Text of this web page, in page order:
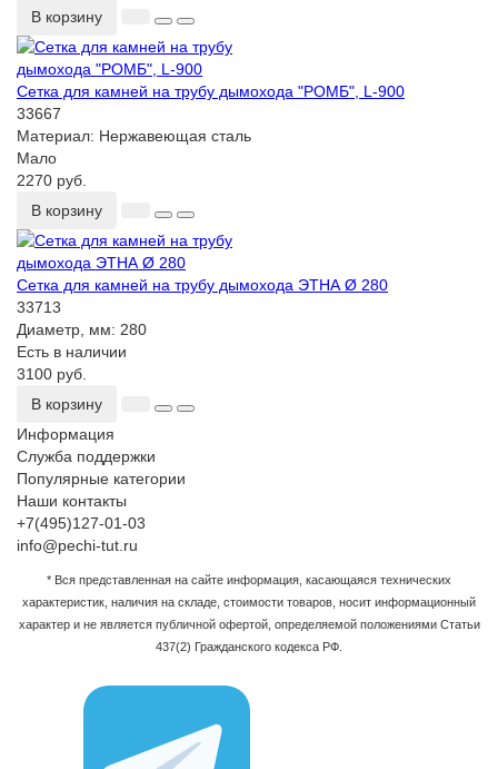
В корзину
Сетка для камней на трубу дымохода "РОМБ", L-900
33667
Материал: Нержавеющая сталь
Мало
2270 руб.
В корзину
Сетка для камней на трубу дымохода ЭТНА Ø 280
33713
Диаметр, мм: 280
Есть в наличии
3100 руб.
В корзину
Информация
Служба поддержки
Популярные категории
Наши контакты
+7(495)127-01-03
info@pechi-tut.ru
* Вся представленная на сайте информация, касающаяся технических
характеристик, наличия на складе, стоимости товаров, носит информационный
характер и не является публичной офертой, определяемой положениями Статьи
437(2) Гражданского кодекса РФ.